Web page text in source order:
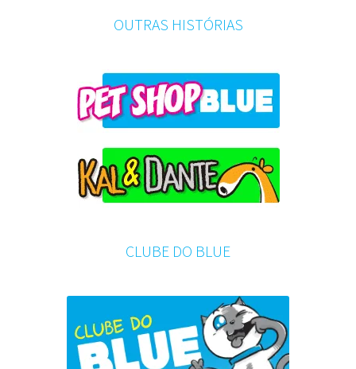
OUTRAS HISTÓRIAS
CLUBE DO BLUE